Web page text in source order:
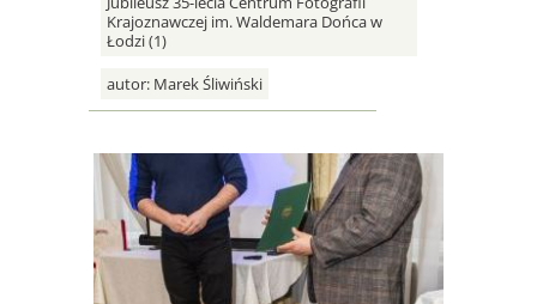
Krajoznawczej im. Waldemara Dońca w
Łodzi (1)
autor: Marek Śliwiński